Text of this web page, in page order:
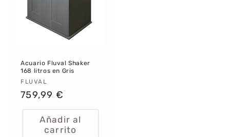
Acuario Fluval Shaker
168 litros en Gris
Proveedor:
FLUVAL
Precio
habitual
759,99 €
Añadir al
carrito